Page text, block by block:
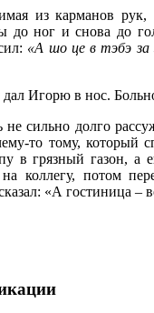
из карманов рук,
до ног и снова до
«А шо це в тэбэ за
дал Игорю в нос.
сильно долго
то тому, который
в грязный газон, а
коллегу, потом
«А гостиница –